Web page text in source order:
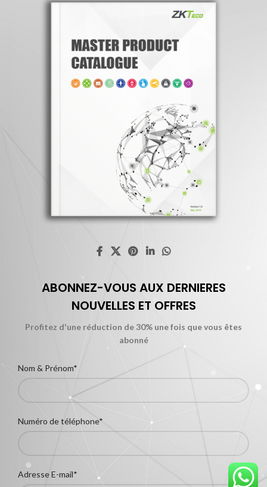
ABONNEZ-VOUS AUX DERNIERES
NOUVELLES ET OFFRES
Profitez d'une réduction de 30% une fois que vous êtes
abonné
Nom & Prénom*
Numéro de téléphone*
Adresse E-mail*